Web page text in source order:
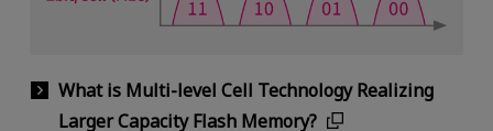
What is Multi-level Cell Technology Realizing
Larger Capacity Flash Memory?